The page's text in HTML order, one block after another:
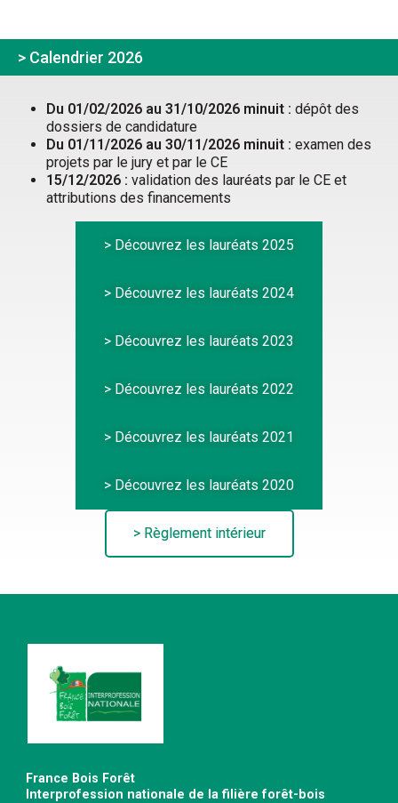
> Calendrier 2026
Du 01/02/2026 au 31/10/2026 minuit : dépôt des
dossiers de candidature
Du 01/11/2026 au 30/11/2026 minuit : examen des
projets par le jury et par le CE
15/12/2026 : validation des lauréats par le CE et
attributions des financements
> Découvrez les lauréats 2025
> Découvrez les lauréats 2024
> Découvrez les lauréats 2023
> Découvrez les lauréats 2022
> Découvrez les lauréats 2021
> Découvrez les lauréats 2020
> Règlement intérieur
France Bois Forêt
Interprofession nationale de la filière forêt-bois